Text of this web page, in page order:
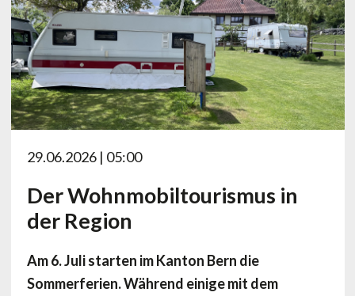
29.06.2026 | 05:00
Der Wohnmobiltourismus in
der Region
Am 6. Juli starten im Kanton Bern die
Sommerferien. Während einige mit dem